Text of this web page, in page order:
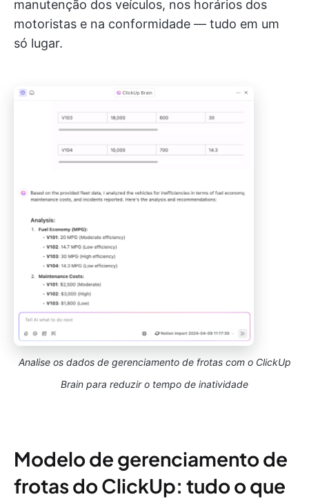
manutenção dos veículos, nos horários dos
motoristas e na conformidade — tudo em um
só lugar.
Analise os dados de gerenciamento de frotas com o ClickUp
Brain para reduzir o tempo de inatividade
Modelo de gerenciamento de
frotas do ClickUp: tudo o que